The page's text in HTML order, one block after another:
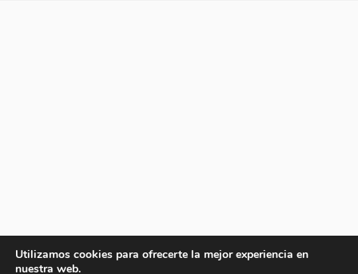
Utilizamos cookies para ofrecerte la mejor experiencia en
nuestra web.